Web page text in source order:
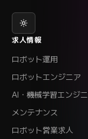
求人情報
ロボット運用
ロボットエンジニア
AI・機械学習エンジ
メンテナンス
ロボット営業求人